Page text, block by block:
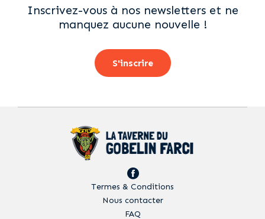
Inscrivez-vous à nos newsletters et ne
manquez aucune nouvelle !
S'inscrire
Termes & Conditions
Nous contacter
FAQ